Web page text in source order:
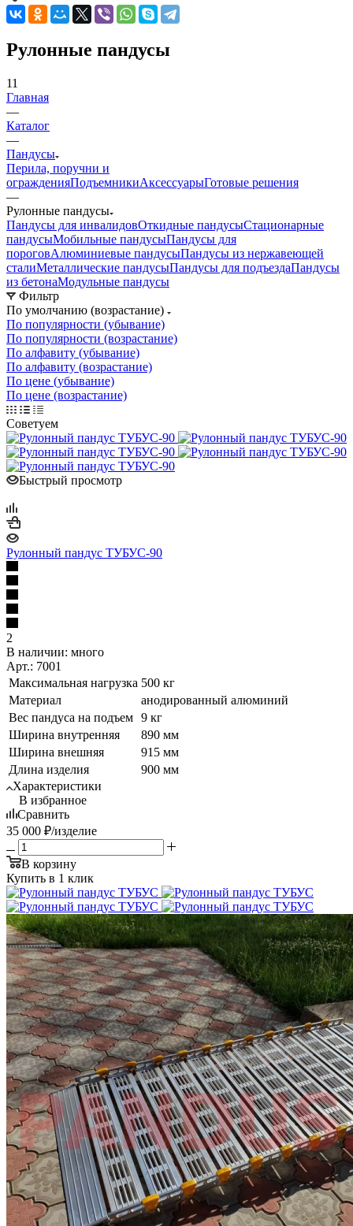
Рулонные пандусы
11
Главная
—
Каталог
—
Пандусы
Перила, поручни и
огражденияПодъемникиАксессуарыГотовые решения
—
Рулонные пандусы
Пандусы для инвалидовОткидные пандусыСтационарные
пандусыМобильные пандусыПандусы для
пороговАлюминиевые пандусыПандусы из нержавеющей
сталиМеталлические пандусыПандусы для подъездаПандусы
из бетонаМодульные пандусы
Фильтр
По умолчанию (возрастание)
По популярности (убывание)
По популярности (возрастание)
По алфавиту (убывание)
По алфавиту (возрастание)
По цене (убывание)
По цене (возрастание)
Советуем
Быстрый просмотр
Рулонный пандус ТУБУС-90
2
В наличии: много
Арт.: 7001
Максимальная нагрузка 500 кг
Материал
анодированный алюминий
Вес пандуса на подъем 9 кг
Ширина внутренняя
890 мм
Ширина внешняя
915 мм
Длина изделия
900 мм
Характеристики
В избранное
Сравнить
35 000 ₽/изделие
В корзину
Купить в 1 клик